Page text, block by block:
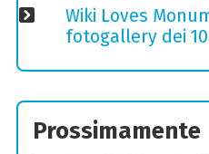
Wiki Loves
fotogallery dei
Prossimamente